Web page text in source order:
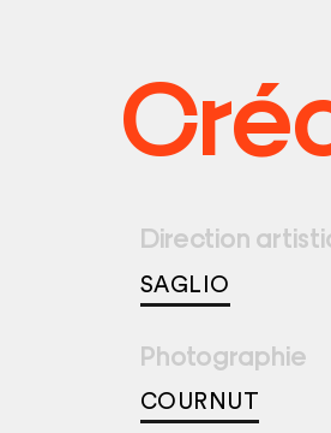
Direction
SAGLIO
Photographie
COURNUT